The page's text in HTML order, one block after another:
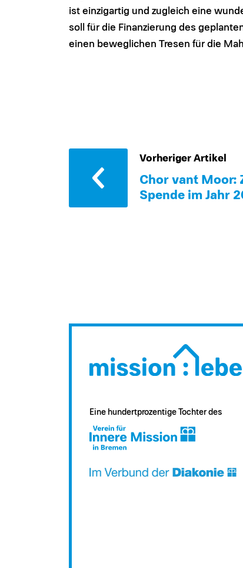
ist einzigartig und zugleich eine
soll für die Finanzierung des
einen beweglichen Tresen für die
Vorheriger Artikel
Chor van´t Moor:
Spende im Jahr
Eine hundertprozentige Tochter des